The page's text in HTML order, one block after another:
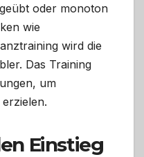
oder monoton
wie
wird die
Das Training
um
Einstieg